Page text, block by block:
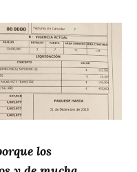
los